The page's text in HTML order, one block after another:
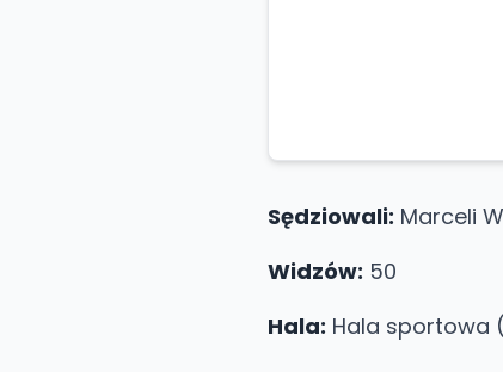
Sędziowali: Marceli
Widzów: 50
Hala: Hala sportowa